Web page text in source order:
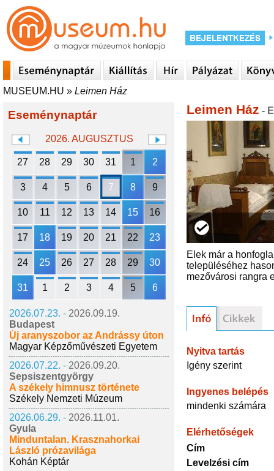
MUSEUM.HU » Leimen Ház
Eseménynaptár
2026. AUGUSZTUS
27 28 29 30 31 1 2
3 4 5 6 7 8 9
10 11 12 13 14 15 16
17 18 19 20 21 22 23
24 25 26 27 28 29 30
31 1 2 3 4 5 6
2026.07.23. - 2026.09.19.
Budapest
Új aranyszobor az Andrássy úton
Magyar Képzőművészeti Egyetem
2026.07.22. - 2026.09.20.
Sepsiszentgyörgy
A székely himnusz története
Székely Nemzeti Múzeum
2026.06.29. - 2026.11.01.
Gyula
Minduntalan. Krasznahorkai
László prózavilága
Kohán Képtár
Leimen Ház -
Elek már a
településéhez
mezővárosi rangra
Nyitva tartás
Igény szerint
Ingyenes belépés
mindenki számára
Elérhetőségek
Cím
Levelzési cím